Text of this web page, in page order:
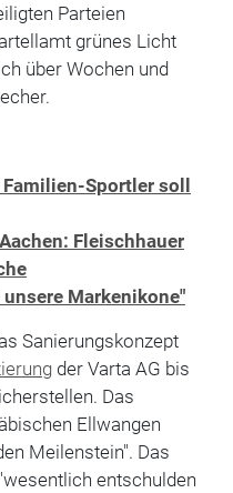
Parteien
grünes Licht
über Wochen und
Sportler soll
Fleischhauer
Markenikone"
Sanierungskonzept
der Varta AG bis
Das
Ellwangen
Meilenstein". Das
entschulden